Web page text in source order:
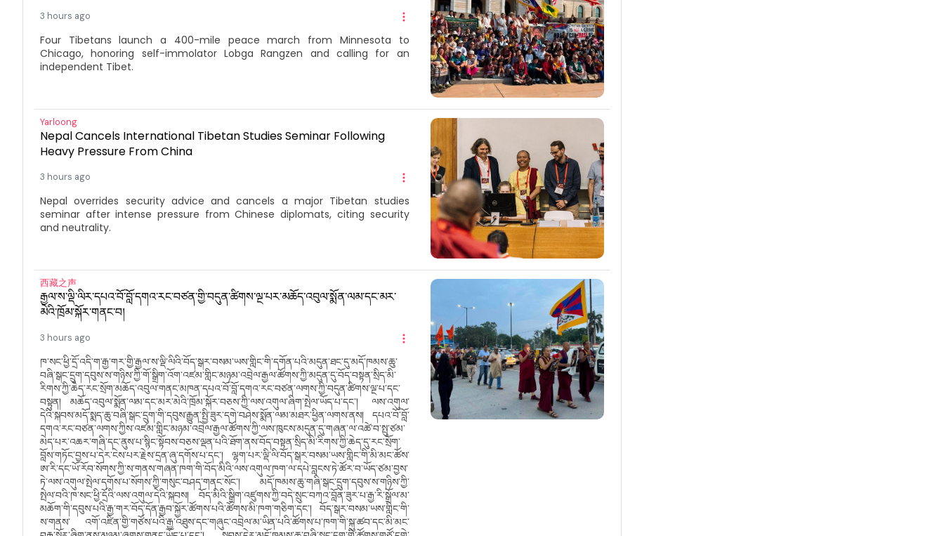
3 hours ago
Four Tibetans launch a 400-mile peace march from Minnesota to
Chicago, honoring self-immolator Lobga Rangzen and calling for an
independent Tibet.
Yarloong
Nepal Cancels International Tibetan Studies Seminar Following
Heavy Pressure From China
3 hours ago
Nepal overrides security advice and cancels a major Tibetan studies
seminar after intense pressure from Chinese diplomats, citing security
and neutrality.
西藏之声
རྒྱལ་ས་ལྡི་ལིར་དཔའ་བོ་བློ་དགའ་རང་བཙན་གྱི་བདུན་ཚིགས་ལྔ་པར་མཆོད་འབུལ་སྨོན་ལམ་དང་མར་
མེའི་ཁྲོམ་སྐོར་གནང་བ།
3 hours ago
ཁ་སང་ཕྱི་དྲོ་འདི་ག་རྒྱ་གར་གྱི་རྒྱལ་ས་ལྡི་ལིའི་བོད་སྒར་བསམ་ཡས་གླིང་གི་དགོན་པའི་མདུན་ཐང་དུ་མདོ་ཁམས་ཆུ་
བཞི་སྒང་དྲུག་དབུས་ས་གཉིས་ཀྱི་གོ་སྒྲིག་འོག་འཛམ་གླིང་མཉམ་འབྲེལ་རྒྱལ་ཚོགས་ཀྱི་མདུན་དུ་བོད་བསྟན་སྲིད་མི་
རིགས་ཀྱི་ཆེད་རང་སྲོག་མཆོད་འབུལ་གནང་མཁན་དཔའ་བོ་བློ་དགའ་རང་བཙན་ལགས་ཀྱི་བདུན་ཚིགས་ལྔ་པ་དང་
བསྟུན། མཆོད་འབུལ་སྨོན་ལམ་དང་མར་མེའི་ཁྲོམ་སྐོར་བཅས་ཀྱི་ལས་འགུལ་ཞིག་སྤེལ་ཡོད་པ་དང་། ལས་འགུལ་
དེའི་སྐབས་མདོ་སྨད་ཆུ་བཞི་སྒང་དྲུག་གི་དབུས་རྒྱུན་སྤྱི་ཟུར་དགེ་བཤེས་སྨོན་ལམ་མཐར་ཕྱིན་ལགས་ནས། དཔའ་བོ་བློ་
དགའ་རང་བཙན་ལགས་ཀྱིས་འཛམ་གླིང་མཉམ་འབྲེལ་རྒྱལ་ཚོགས་ཀྱི་ལས་ཁུངས་མདུན་དུ་གཞན་ལ་འཚེ་བ་སྤུ་ཙམ་
མེད་པར་འཆར་གཞི་དང་ནུས་པ་སྙིང་སྟོབས་བཅས་ལྡན་པའི་ཐོག་ནས་བོད་བསྟན་སྲིད་མི་རིགས་ཀྱི་ཆེད་དུ་རང་སྲོག་
བློས་གཏོང་བྱས་པ་དེར་ངེས་པར་རྗེས་དྲན་ཞུ་དགོས་པ་དང་། ལྷག་པར་ལྡི་ལི་བོད་སྒར་བསམ་ཡས་གླིང་གི་མི་མང་ཚོས་
ཨ་རི་དང་ཡོ་རོབ་སོགས་ཀྱི་ས་གནས་གཞན་ཁག་གི་བོད་མིའི་ལས་འགུལ་ཁག་ལ་དཔེ་བླངས་ཏེ་ཚོར་བ་ཡོད་ཙམ་བྱས་
ཏེ་ལས་འགུལ་སྤེལ་དགོས་པ་སོགས་ཀྱི་གསུང་བཤད་གནང་སོང་། མདོ་ཁམས་ཆུ་གཞི་སྒང་དྲུག་དབུས་ས་གཉིས་ཀྱི་
སྤེལ་བའི་ཁ་སང་ཕྱི་དྲོའི་ལས་འགུལ་དེའི་སྐབས། བོད་མིའི་སྒྲིག་འཛུགས་ཀྱི་བདེ་སྲུང་བཀའ་བློན་ཟུར་པ་རྒྱ་རི་སྒྲོལ་མ་
མཆོག་གི་དབུས་པའི་རྒྱ་གར་བོད་དོན་རྒྱབ་སྐྱོར་ཚོགས་པའི་ཚོགས་མི་ཁག་གཅིག་དང་། བོད་སྒར་བསམ་ཡས་གླིང་གི་
ས་གནས་ འགོ་འཛིན་གྱི་གཙོས་པའི་རྒྱ་འཐུས་དང་གཞུང་འབྲེལ་མ་ཡིན་པའི་ཚོགས་པ་ཁག་གི་སྐུ་ཚབ་དང་མི་མང་